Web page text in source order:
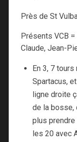
Près de St
Présents
Claude, Jean-
En 3, 7
Spartacus,
ligne droite
de la bosse,
plus
les 20 avec